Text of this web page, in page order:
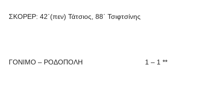
ΣΚΟΡΕΡ: 42΄(πεν) Τάτσιος, 88΄ Τσιφτσίνης
ΓΟΝΙΜΟ – ΡΟΔΟΠΟΛΗ 1 – 1 **